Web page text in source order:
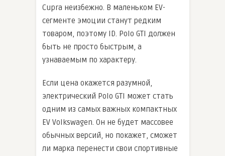
Cupra неизбежно. В маленьком EV-
сегменте эмоции станут редким
товаром, поэтому ID. Polo GTI должен
быть не просто быстрым, а
узнаваемым по характеру.
Если цена окажется разумной,
электрический Polo GTI может стать
одним из самых важных компактных
EV Volkswagen. Он не будет массовее
обычных версий, но покажет, сможет
ли марка перенести свои спортивные